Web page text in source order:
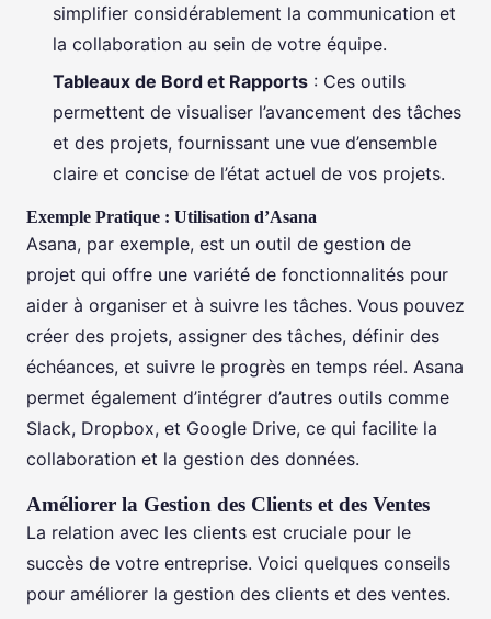
simplifier considérablement la communication et
la collaboration au sein de votre équipe.
Tableaux de Bord et Rapports : Ces outils
permettent de visualiser l’avancement des tâches
et des projets, fournissant une vue d’ensemble
claire et concise de l’état actuel de vos projets.
Exemple Pratique : Utilisation d’Asana
Asana, par exemple, est un outil de gestion de
projet qui offre une variété de fonctionnalités pour
aider à organiser et à suivre les tâches. Vous pouvez
créer des projets, assigner des tâches, définir des
échéances, et suivre le progrès en temps réel. Asana
permet également d’intégrer d’autres outils comme
Slack, Dropbox, et Google Drive, ce qui facilite la
collaboration et la gestion des données.
Améliorer la Gestion des Clients et des Ventes
La relation avec les clients est cruciale pour le
succès de votre entreprise. Voici quelques conseils
pour améliorer la gestion des clients et des ventes.